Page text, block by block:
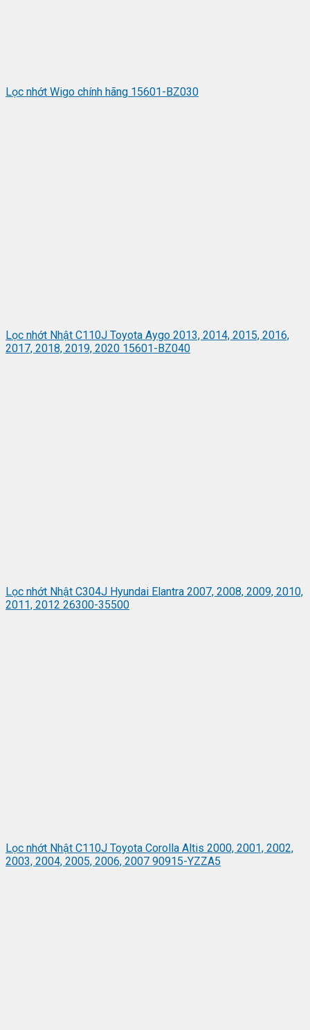
Lọc nhớt Wigo chính hãng 15601-BZ030
Lọc nhớt Nhật C110J Toyota Aygo 2013, 2014, 2015, 2016,
2017, 2018, 2019, 2020 15601-BZ040
Lọc nhớt Nhật C304J Hyundai Elantra 2007, 2008, 2009, 2010,
2011, 2012 26300-35500
Lọc nhớt Nhật C110J Toyota Corolla Altis 2000, 2001, 2002,
2003, 2004, 2005, 2006, 2007 90915-YZZA5